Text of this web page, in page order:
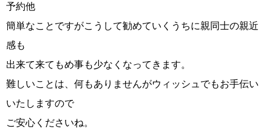
ウィッシュの婚活メソッド
予約他
簡単なことですがこうして勧めていくうちに親同士の親近
感も
出来て来てもめ事も少なくなってきます。
難しいことは、何もありませんがウィッシュでもお手伝い
いたしますので
ご安心くださいね。